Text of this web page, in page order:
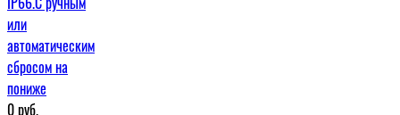
или
автоматическим
сбросом на
пониже
0руб.